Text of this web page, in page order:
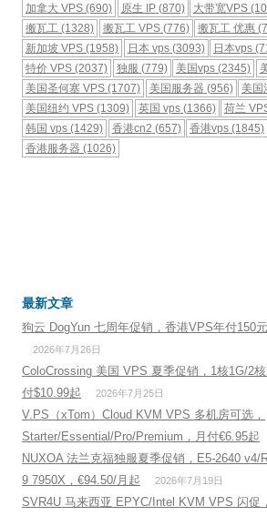
加拿大 VPS (690) 原生 IP(870) 大带宽VPS
搬瓦工 (1328) 搬瓦工 VPS(776) 搬瓦工 优惠
新加坡 VPS (1958) 日本 vps(3093) 日本vps
特价 VPS (2037) 独服 (779) 美国vps (2345)
美国圣何塞 VPS (1707) 美国服务器 (956) 美国
美国纽约 VPS (1309) 英国 vps(1366) 荷兰
韩国 vps (1429) 香港cn2 (657) 香港vps (1845)
香港服务器 (1026)
最新文章
狗云 DogYun 七周年促销，香港VPS年付150
2026年7月26日
ColoCrossing 美国 VPS 夏季促销，1核1G/2
付$10.99起
2026年7月25日
V.PS（xTom）Cloud KVM VPS 多机房可选，
Starter/Essential/Pro/Premium，月付€6.95起
NUXOA 法兰克福独服夏季促销，E5-2640 v4/
9 7950X，€94.50/月起
2026年7月19日
SVR4U 马来西亚 EPYC/Intel KVM VPS 闪促